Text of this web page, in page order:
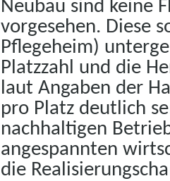
Neubau sind keine
vorgesehen. Diese
Pflegeheim)
Platzzahl und die
laut Angaben der
pro Platz deutlich
nachhaltigen
angespannten
die